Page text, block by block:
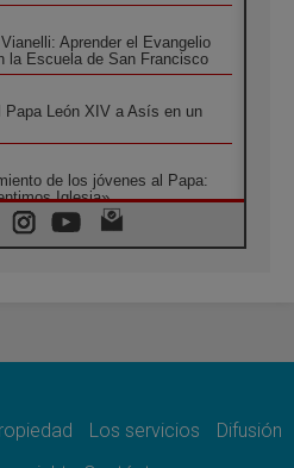
Aprender el Evangelio
la Escuela de San Francisco
Papa León XIV a Asís en un
de los jóvenes al Papa:
Iglesia»
los coloquios en Roma en
Los servicios
Difusión